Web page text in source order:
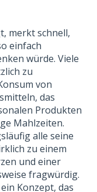
merkt schnell,
einfach
würde. Viele
zu
von
das
Produkten
Mahlzeiten.
alle seine
zu einem
und einer
fragwürdig.
Konzept, das